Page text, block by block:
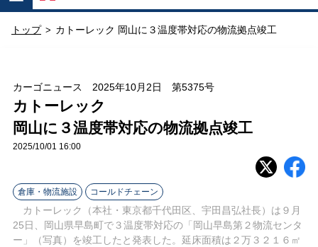
ュ
オ
ン
イ
ン
トップ > カトーレック 岡山に３温度帯対応の物流拠点竣工
カーゴニュース 2025年10月2日 第5375号
カトーレック
岡山に３温度帯対応の物流拠点竣工
2025/10/01 16:00
倉庫・物流施設 コールドチェーン
カトーレック（本社・東京都千代田区、宇田昌弘社長）は９月
25日、岡山県早島町で３温度帯対応の「岡山早島第２物流センタ
ー」（写真）を竣工したと発表した。延床面積は２万３２１６㎡